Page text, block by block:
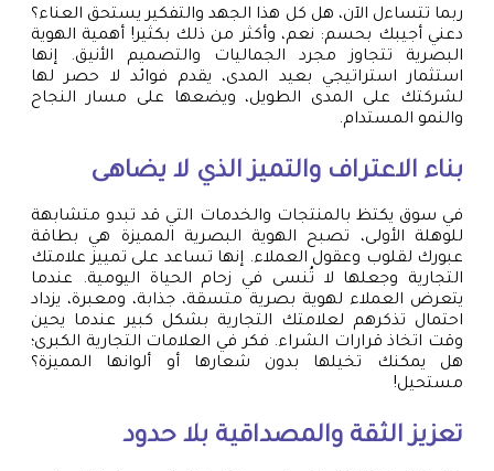
ربما تتساءل الآن، هل كل هذا الجهد والتفكير يستحق العناء؟
دعني أجيبك بحسم: نعم، وأكثر من ذلك بكثير! أهمية الهوية
البصرية تتجاوز مجرد الجماليات والتصميم الأنيق. إنها
استثمار استراتيجي بعيد المدى، يقدم فوائد لا حصر لها
لشركتك على المدى الطويل، ويضعها على مسار النجاح
والنمو المستدام.
بناء الاعتراف والتميز الذي لا يضاهى
في سوق يكتظ بالمنتجات والخدمات التي قد تبدو متشابهة
للوهلة الأولى، تصبح الهوية البصرية المميزة هي بطاقة
عبورك لقلوب وعقول العملاء. إنها تساعد على تمييز علامتك
التجارية وجعلها لا تُنسى في زحام الحياة اليومية. عندما
يتعرض العملاء لهوية بصرية متسقة، جذابة، ومعبرة، يزداد
احتمال تذكرهم لعلامتك التجارية بشكل كبير عندما يحين
وقت اتخاذ قرارات الشراء. فكر في العلامات التجارية الكبرى؛
هل يمكنك تخيلها بدون شعارها أو ألوانها المميزة؟
مستحيل!
تعزيز الثقة والمصداقية بلا حدود